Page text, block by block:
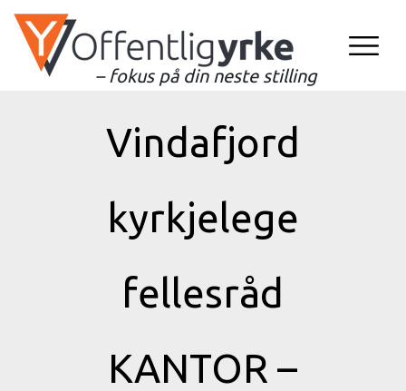
– fokus på din neste stilling
Vindafjord
kyrkjelege
fellesråd
KANTOR –